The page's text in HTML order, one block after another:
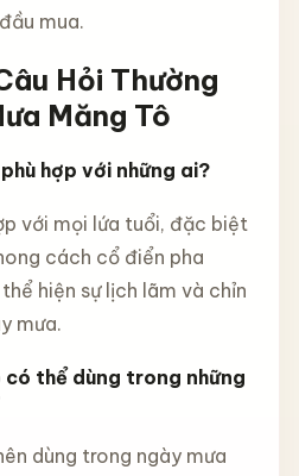
mua.
Hỏi Thường
Măng Tô
hợp với những ai?
với mọi lứa tuổi, đặc biệt
cách cổ điển pha
hiện sự lịch lãm và chỉn
mưa.
có thể dùng trong những
dùng trong ngày mưa